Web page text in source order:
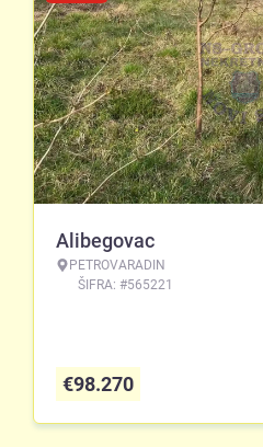
Alibegovac
PETROVARADIN
ŠIFRA: #565221
€98.270